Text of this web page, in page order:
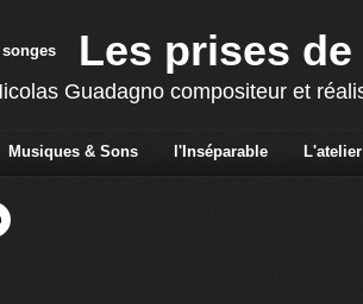
Les prises
Guadagno compositeur et
Musiques & Sons l'Inséparable L'atelier